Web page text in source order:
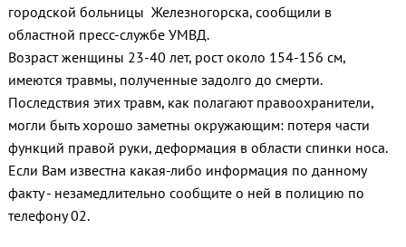
городской больницы Железногорска, сообщили в
областной пресс-службе УМВД.
Возраст женщины 23-40 лет, рост около 154-156 см,
имеются травмы, полученные задолго до смерти.
Последствия этих травм, как полагают правоохранители,
могли быть хорошо заметны окружающим: потеря части
функций правой руки, деформация в области спинки носа.
Если Вам известна какая-либо информация по данному
факту - незамедлительно сообщите о ней в полицию по
телефону 02.